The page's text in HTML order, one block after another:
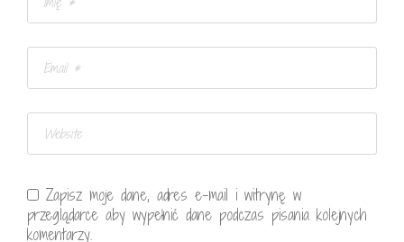
Zapisz moje dane, adres e-mail i witrynę w
przeglądarce aby wypełnić dane podczas pisania kolejnych
komentarzy.